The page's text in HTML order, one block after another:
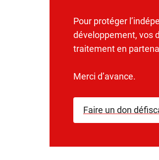
Pour protéger
développement, vos
traitement en
Merci d’avance.
Faire un don